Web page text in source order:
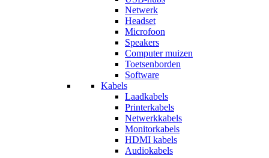
Netwerk
Headset
Microfoon
Speakers
Computer muizen
Toetsenborden
Software
Kabels
Laadkabels
Printerkabels
Netwerkkabels
Monitorkabels
HDMI kabels
Audiokabels